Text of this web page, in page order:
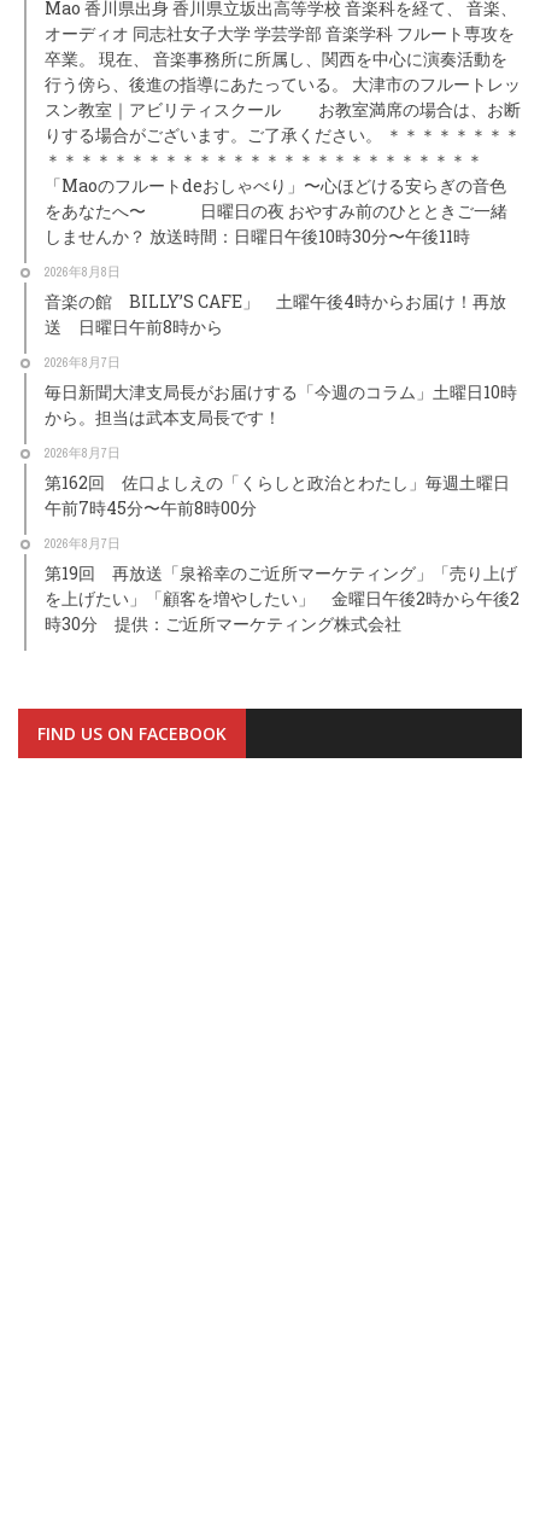
Mao 香川県出身 香川県立坂出高等学校 音楽科を経て、 音楽、
オーディオ 同志社女子大学 学芸学部 音楽学科 フルート専攻を
卒業。 現在、 音楽事務所に所属し、関西を中心に演奏活動を
行う傍ら、後進の指導にあたっている。 大津市のフルートレッ
スン教室｜アビリティスクール お教室満席の場合は、お断
りする場合がございます。ご了承ください。 ＊＊＊＊＊＊＊＊
＊＊＊＊＊＊＊＊＊＊＊＊＊＊＊＊＊＊＊＊＊＊＊＊＊＊
「Maoのフルートdeおしゃべり」〜心ほどける安らぎの音色
をあなたへ〜 日曜日の夜 おやすみ前のひとときご一緒
しませんか？ 放送時間：日曜日午後10時30分〜午後11時
2026年8月8日
音楽の館 BILLY’S CAFE」 土曜午後4時からお届け！再放
送 日曜日午前8時から
2026年8月7日
毎日新聞大津支局長がお届けする「今週のコラム」土曜日10時
から。担当は武本支局長です！
2026年8月7日
第162回 佐口よしえの「くらしと政治とわたし」毎週土曜日
午前7時45分〜午前8時00分
2026年8月7日
第19回 再放送「泉裕幸のご近所マーケティング」「売り上げ
を上げたい」「顧客を増やしたい」 金曜日午後2時から午後2
時30分 提供：ご近所マーケティング株式会社
FIND US ON FACEBOOK